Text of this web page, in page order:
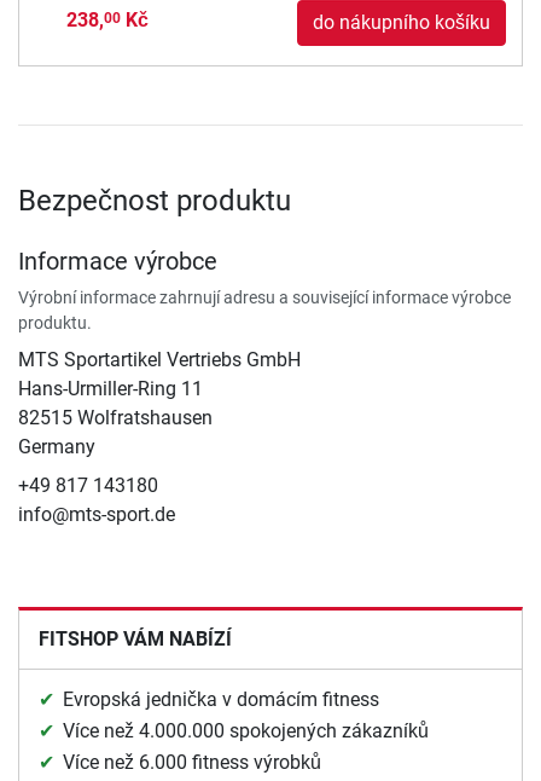
238,00Kč do nákupního košíku
Bezpečnost produktu
Informace výrobce
Výrobní informace zahrnují adresu a související informace výrobce
produktu.
MTS Sportartikel Vertriebs GmbH
Hans-Urmiller-Ring 11
82515 Wolfratshausen
Germany
+49 817 143180
info@mts-sport.de
FITSHOP VÁM NABÍZÍ
Evropská jednička v domácím fitness
Více než 4.000.000 spokojených zákazníků
Více než 6.000 fitness výrobků